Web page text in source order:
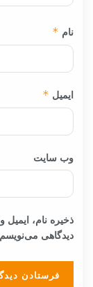
نام *
ایمیل *
وب‌ سایت
ذخیره نام،
دیدگاهی